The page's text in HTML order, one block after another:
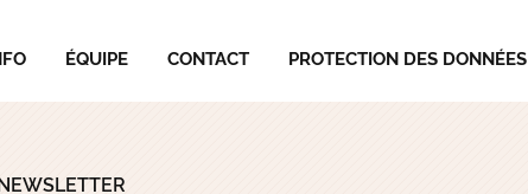
ÉQUIPE CONTACT PROTECTION DES DONNÉES